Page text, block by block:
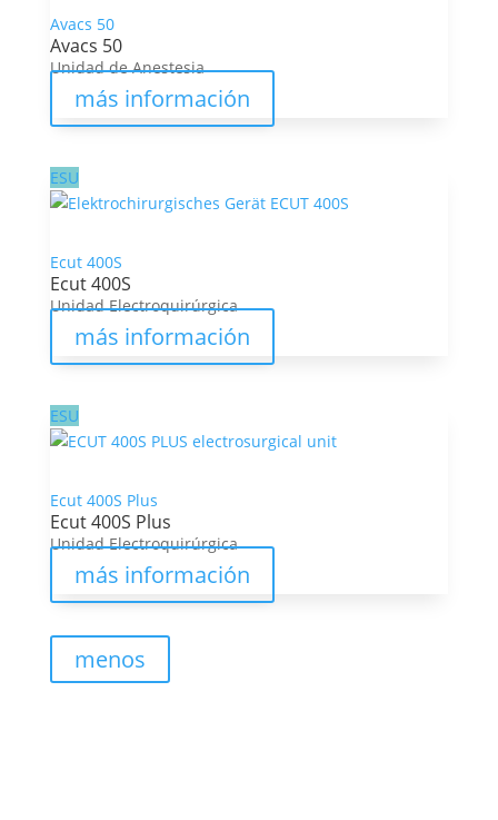
Avacs 50
Avacs 50
Unidad de Anestesia
más información
ESU
Ecut 400S
Ecut 400S
Unidad Electroquirúrgica
más información
ESU
Ecut 400S Plus
Ecut 400S Plus
Unidad Electroquirúrgica
más información
menos